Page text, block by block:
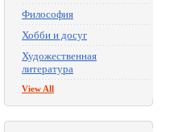
Философия
Хобби и досуг
Художественная
литература
View All